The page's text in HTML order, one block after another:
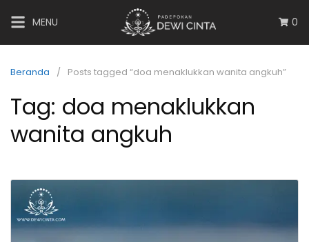
MENU 0
Beranda Posts tagged “doa menaklukkan wanita angkuh”
Tag: doa menaklukkan
wanita angkuh